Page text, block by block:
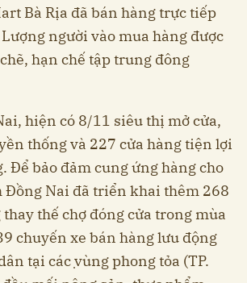
Bà Rịa đã bán hàng trực tiếp
người vào mua hàng được
hạn chế tập trung đông
hiện có 8/11 siêu thị mở cửa,
thống và 227 cửa hàng tiện lợi
Để bảo đảm cung ứng hàng cho
Đồng Nai đã triển khai thêm 268
thế chợ đóng cửa trong mùa
chuyến xe bán hàng lưu động
tại các ̣vùng phong tỏa (TP.